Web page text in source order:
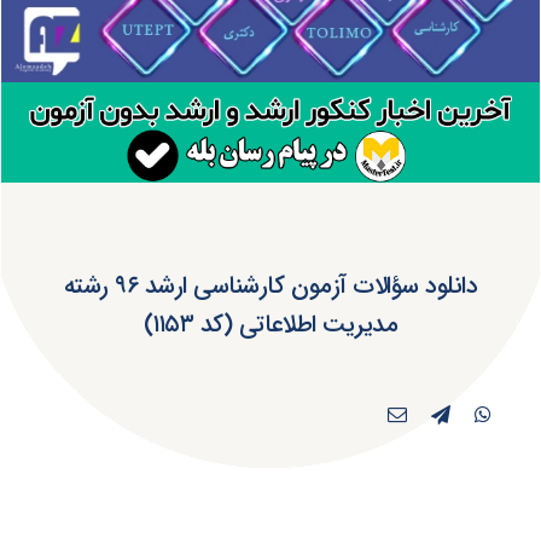
دانلود سؤالات آزمون کارشناسی ارشد ۹۶ رشته
مدیریت اطلاعاتی (کد ۱۱۵۳)